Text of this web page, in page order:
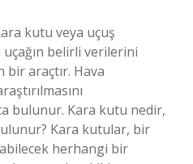
kutu veya uçuş
uçağın belirli verilerini
bir araçtır. Hava
bulunur. Kara kutu nedir,
Kara kutular, bir
herhangi bir